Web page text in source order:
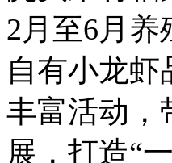
2月至6月
自有小龙虾
丰富活动，
展，打造“